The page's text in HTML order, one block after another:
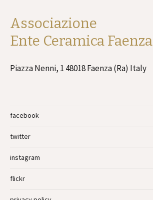
Associazione
Ente Ceramica Faenza
Piazza Nenni, 1 48018 Faenza (Ra) Italy
facebook
twitter
instagram
flickr